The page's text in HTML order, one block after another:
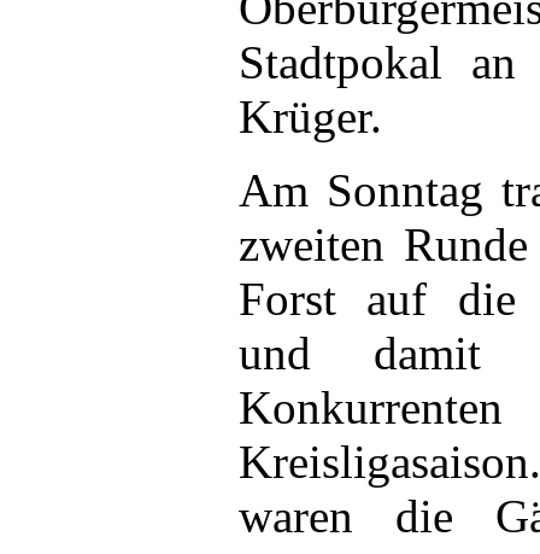
Stadtpokal
Krüger.
Am Sonntag
zweiten
Forst auf die
und damit
waren die